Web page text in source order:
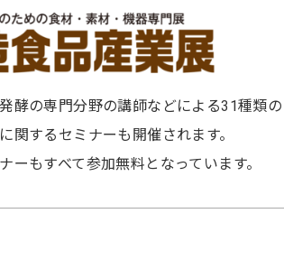
酵の専門分野の講師などによる31種類の
関するセミナーも開催されます。
もすべて参加無料となっています。